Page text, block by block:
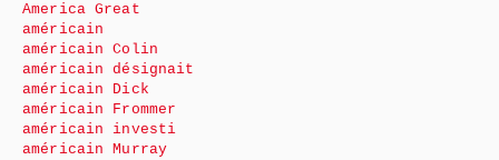
America Great
américain
américain Colin
américain désignait
américain Dick
américain Frommer
américain investi
américain Murray